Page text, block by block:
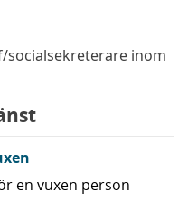
inom
en vuxen person